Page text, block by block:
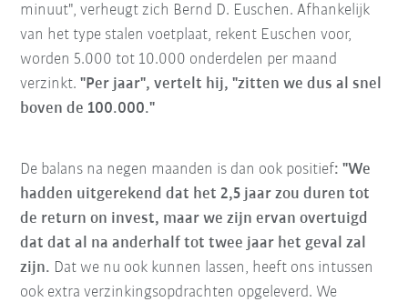
minuut", verheugt zich Bernd D. Euschen. Afhankelijk
van het type stalen voetplaat, rekent Euschen voor,
worden 5.000 tot 10.000 onderdelen per maand
verzinkt."Per jaar", vertelt hij, "zitten we dus al snel
boven de 100.000."
De balans na negen maanden is dan ook positief: "We
hadden uitgerekend dat het 2,5 jaar zou duren tot
de return on invest, maar we zijn ervan overtuigd
dat dat al na anderhalf tot twee jaar het geval zal
zijn. Dat we nu ook kunnen lassen, heeft ons intussen
ook extra verzinkingsopdrachten opgeleverd. We